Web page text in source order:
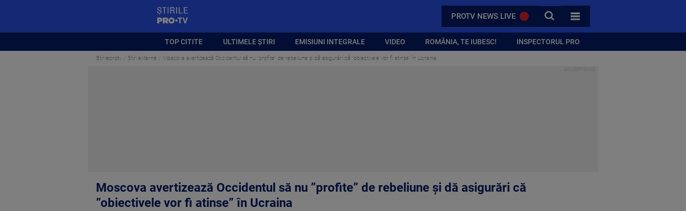
PROTV NEWS LIVE CAUTA
TOATE CATEGORIILE
TOP CITITE ULTIMELE ȘTIRI EMISIUNI INTEGRALE VIDEO ROMÂNIA, TE IUBESC! INSPECTORUL PRO
Stirileprotv Stiri externe Moscova avertizează Occidentul să nu ”profite” de rebeliune şi dă asigurări că ”obiectivele vor fi atinse” în Ucraina
Moscova avertizează Occidentul să nu ”profite” de rebeliune şi dă asigurări că
”obiectivele vor fi atinse” în Ucraina